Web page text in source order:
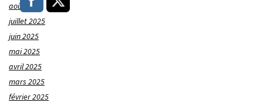
août 2025
juillet 2025
juin 2025
mai 2025
avril 2025
mars 2025
février 2025